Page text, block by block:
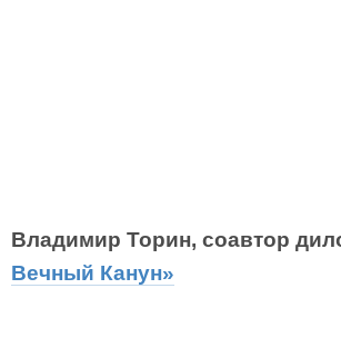
Владимир Торин, соавтор
Вечный Канун»